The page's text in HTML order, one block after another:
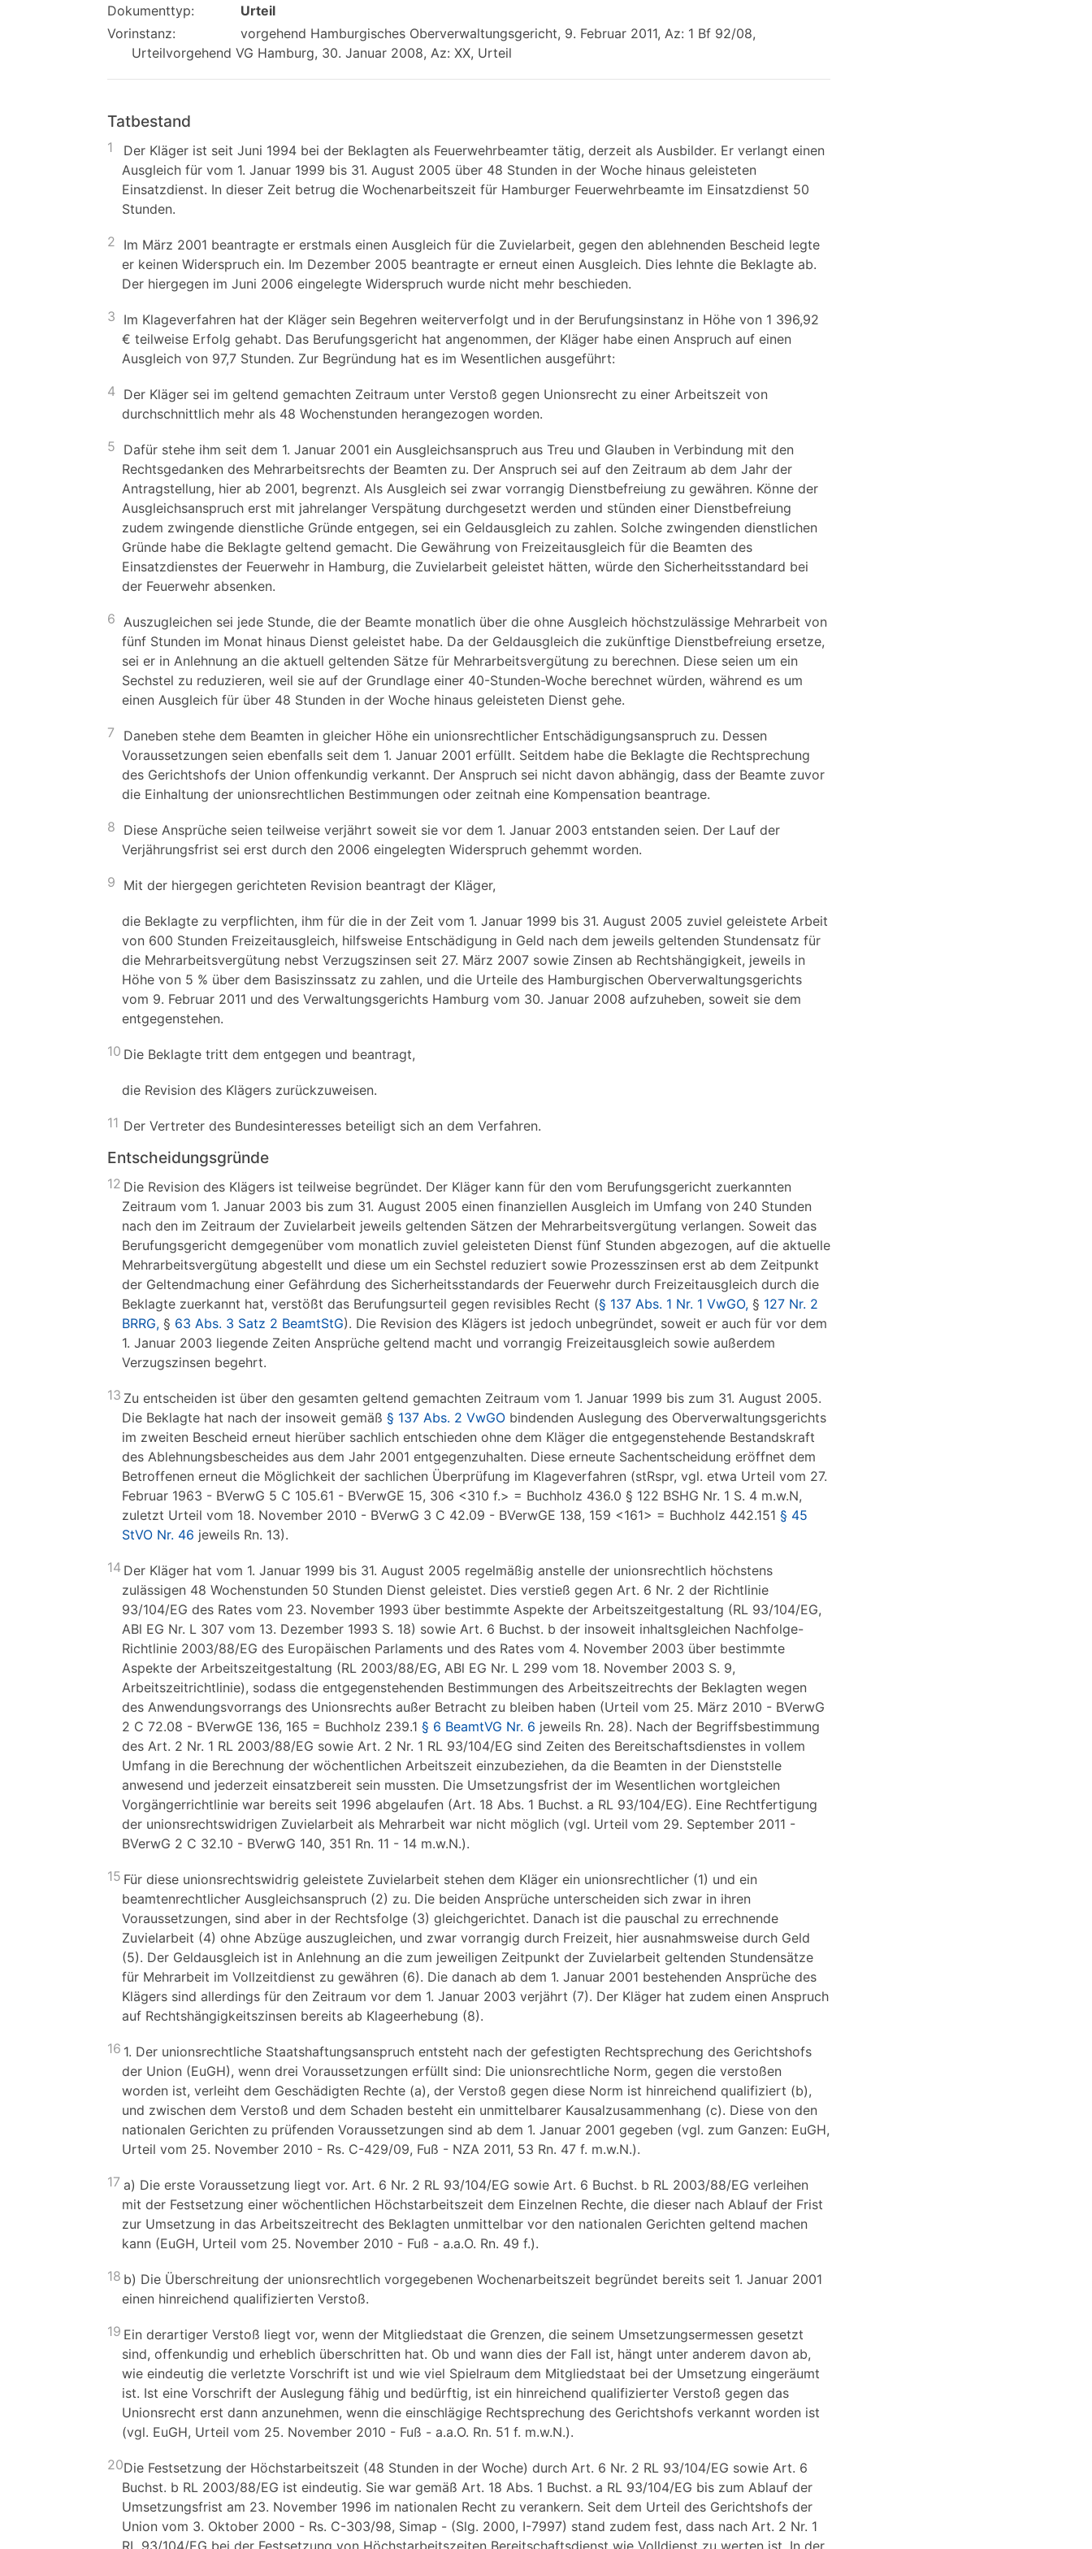
Dokumenttyp:
Urteil
Vorinstanz:
vorgehend Hamburgisches Oberverwaltungsgericht, 9. Februar 2011, Az: 1 Bf 92/08,
Urteilvorgehend VG Hamburg, 30. Januar 2008, Az: XX, Urteil
Tatbestand
1
Der Kläger ist seit Juni 1994 bei der Beklagten als Feuerwehrbeamter tätig, derzeit als Ausbilder. Er verlangt einen
Ausgleich für vom 1. Januar 1999 bis 31. August 2005 über 48 Stunden in der Woche hinaus geleisteten
Einsatzdienst. In dieser Zeit betrug die Wochenarbeitszeit für Hamburger Feuerwehrbeamte im Einsatzdienst 50
Stunden.
2 Im März 2001 beantragte er erstmals einen Ausgleich für die Zuvielarbeit, gegen den ablehnenden Bescheid legte
er keinen Widerspruch ein. Im Dezember 2005 beantragte er erneut einen Ausgleich. Dies lehnte die Beklagte ab.
Der hiergegen im Juni 2006 eingelegte Widerspruch wurde nicht mehr beschieden.
3 Im Klageverfahren hat der Kläger sein Begehren weiterverfolgt und in der Berufungsinstanz in Höhe von 1 396,92
€ teilweise Erfolg gehabt. Das Berufungsgericht hat angenommen, der Kläger habe einen Anspruch auf einen
Ausgleich von 97,7 Stunden. Zur Begründung hat es im Wesentlichen ausgeführt:
4 Der Kläger sei im geltend gemachten Zeitraum unter Verstoß gegen Unionsrecht zu einer Arbeitszeit von
durchschnittlich mehr als 48 Wochenstunden herangezogen worden.
5 Dafür stehe ihm seit dem 1. Januar 2001 ein Ausgleichsanspruch aus Treu und Glauben in Verbindung mit den
Rechtsgedanken des Mehrarbeitsrechts der Beamten zu. Der Anspruch sei auf den Zeitraum ab dem Jahr der
Antragstellung, hier ab 2001, begrenzt. Als Ausgleich sei zwar vorrangig Dienstbefreiung zu gewähren. Könne der
Ausgleichsanspruch erst mit jahrelanger Verspätung durchgesetzt werden und stünden einer Dienstbefreiung
zudem zwingende dienstliche Gründe entgegen, sei ein Geldausgleich zu zahlen. Solche zwingenden dienstlichen
Gründe habe die Beklagte geltend gemacht. Die Gewährung von Freizeitausgleich für die Beamten des
Einsatzdienstes der Feuerwehr in Hamburg, die Zuvielarbeit geleistet hätten, würde den Sicherheitsstandard bei
der Feuerwehr absenken.
6 Auszugleichen sei jede Stunde, die der Beamte monatlich über die ohne Ausgleich höchstzulässige Mehrarbeit von
fünf Stunden im Monat hinaus Dienst geleistet habe. Da der Geldausgleich die zukünftige Dienstbefreiung ersetze,
sei er in Anlehnung an die aktuell geltenden Sätze für Mehrarbeitsvergütung zu berechnen. Diese seien um ein
Sechstel zu reduzieren, weil sie auf der Grundlage einer 40-Stunden-Woche berechnet würden, während es um
einen Ausgleich für über 48 Stunden in der Woche hinaus geleisteten Dienst gehe.
7
Daneben stehe dem Beamten in gleicher Höhe ein unionsrechtlicher Entschädigungsanspruch zu. Dessen
Voraussetzungen seien ebenfalls seit dem 1. Januar 2001 erfüllt. Seitdem habe die Beklagte die Rechtsprechung
des Gerichtshofs der Union offenkundig verkannt. Der Anspruch sei nicht davon abhängig, dass der Beamte zuvor
die Einhaltung der unionsrechtlichen Bestimmungen oder zeitnah eine Kompensation beantrage.
8 Diese Ansprüche seien teilweise verjährt soweit sie vor dem 1. Januar 2003 entstanden seien. Der Lauf der
Verjährungsfrist sei erst durch den 2006 eingelegten Widerspruch gehemmt worden.
9 Mit der hiergegen gerichteten Revision beantragt der Kläger,
die Beklagte zu verpflichten, ihm für die in der Zeit vom 1. Januar 1999 bis 31. August 2005 zuviel geleistete Arbeit
von 600 Stunden Freizeitausgleich, hilfsweise Entschädigung in Geld nach dem jeweils geltenden Stundensatz für
die Mehrarbeitsvergütung nebst Verzugszinsen seit 27. März 2007 sowie Zinsen ab Rechtshängigkeit, jeweils in
Höhe von 5 % über dem Basiszinssatz zu zahlen, und die Urteile des Hamburgischen Oberverwaltungsgerichts
vom 9. Februar 2011 und des Verwaltungsgerichts Hamburg vom 30. Januar 2008 aufzuheben, soweit sie dem
entgegenstehen.
10 Die Beklagte tritt dem entgegen und beantragt,
die Revision des Klägers zurückzuweisen.
11 Der Vertreter des Bundesinteresses beteiligt sich an dem Verfahren.
Entscheidungsgründe
12 Die Revision des Klägers ist teilweise begründet. Der Kläger kann für den vom Berufungsgericht zuerkannten
Zeitraum vom 1. Januar 2003 bis zum 31. August 2005 einen finanziellen Ausgleich im Umfang von 240 Stunden
nach den im Zeitraum der Zuvielarbeit jeweils geltenden Sätzen der Mehrarbeitsvergütung verlangen. Soweit das
Berufungsgericht demgegenüber vom monatlich zuviel geleisteten Dienst fünf Stunden abgezogen, auf die aktuelle
Mehrarbeitsvergütung abgestellt und diese um ein Sechstel reduziert sowie Prozesszinsen erst ab dem Zeitpunkt
der Geltendmachung einer Gefährdung des Sicherheitsstandards der Feuerwehr durch Freizeitausgleich durch die
Beklagte zuerkannt hat, verstößt das Berufungsurteil gegen revisibles Recht (§ 137 Abs. 1 Nr. 1 VwGO, § 127 Nr. 2
BRRG, § 63 Abs. 3 Satz 2 BeamtStG). Die Revision des Klägers ist jedoch unbegründet, soweit er auch für vor dem
1. Januar 2003 liegende Zeiten Ansprüche geltend macht und vorrangig Freizeitausgleich sowie außerdem
Verzugszinsen begehrt.
13 Zu entscheiden ist über den gesamten geltend gemachten Zeitraum vom 1. Januar 1999 bis zum 31. August 2005.
Die Beklagte hat nach der insoweit gemäß § 137 Abs. 2 VwGO bindenden Auslegung des Oberverwaltungsgerichts
im zweiten Bescheid erneut hierüber sachlich entschieden ohne dem Kläger die entgegenstehende Bestandskraft
des Ablehnungsbescheides aus dem Jahr 2001 entgegenzuhalten. Diese erneute Sachentscheidung eröffnet dem
Betroffenen erneut die Möglichkeit der sachlichen Überprüfung im Klageverfahren (stRspr, vgl. etwa Urteil vom 27.
Februar 1963 - BVerwG 5 C 105.61 - BVerwGE 15, 306 <310 f.> = Buchholz 436.0 § 122 BSHG Nr. 1 S. 4 m.w.N,
zuletzt Urteil vom 18. November 2010 - BVerwG 3 C 42.09 - BVerwGE 138, 159 <161> = Buchholz 442.151 § 45
StVO Nr. 46 jeweils Rn. 13).
14 Der Kläger hat vom 1. Januar 1999 bis 31. August 2005 regelmäßig anstelle der unionsrechtlich höchstens
zulässigen 48 Wochenstunden 50 Stunden Dienst geleistet. Dies verstieß gegen Art. 6 Nr. 2 der Richtlinie
93/104/EG des Rates vom 23. November 1993 über bestimmte Aspekte der Arbeitszeitgestaltung (RL 93/104/EG,
ABl EG Nr. L 307 vom 13. Dezember 1993 S. 18) sowie Art. 6 Buchst. b der insoweit inhaltsgleichen Nachfolge-
Richtlinie 2003/88/EG des Europäischen Parlaments und des Rates vom 4. November 2003 über bestimmte
Aspekte der Arbeitszeitgestaltung (RL 2003/88/EG, ABl EG Nr. L 299 vom 18. November 2003 S. 9,
Arbeitszeitrichtlinie), sodass die entgegenstehenden Bestimmungen des Arbeitszeitrechts der Beklagten wegen
des Anwendungsvorrangs des Unionsrechts außer Betracht zu bleiben haben (Urteil vom 25. März 2010 - BVerwG
2 C 72.08 - BVerwGE 136, 165 = Buchholz 239.1 § 6 BeamtVG Nr. 6 jeweils Rn. 28). Nach der Begriffsbestimmung
des Art. 2 Nr. 1 RL 2003/88/EG sowie Art. 2 Nr. 1 RL 93/104/EG sind Zeiten des Bereitschaftsdienstes in vollem
Umfang in die Berechnung der wöchentlichen Arbeitszeit einzubeziehen, da die Beamten in der Dienststelle
anwesend und jederzeit einsatzbereit sein mussten. Die Umsetzungsfrist der im Wesentlichen wortgleichen
Vorgängerrichtlinie war bereits seit 1996 abgelaufen (Art. 18 Abs. 1 Buchst. a RL 93/104/EG). Eine Rechtfertigung
der unionsrechtswidrigen Zuvielarbeit als Mehrarbeit war nicht möglich (vgl. Urteil vom 29. September 2011 -
BVerwG 2 C 32.10 - BVerwG 140, 351 Rn. 11 - 14 m.w.N.).
15 Für diese unionsrechtswidrig geleistete Zuvielarbeit stehen dem Kläger ein unionsrechtlicher (1) und ein
beamtenrechtlicher Ausgleichsanspruch (2) zu. Die beiden Ansprüche unterscheiden sich zwar in ihren
Voraussetzungen, sind aber in der Rechtsfolge (3) gleichgerichtet. Danach ist die pauschal zu errechnende
Zuvielarbeit (4) ohne Abzüge auszugleichen, und zwar vorrangig durch Freizeit, hier ausnahmsweise durch Geld
(5). Der Geldausgleich ist in Anlehnung an die zum jeweiligen Zeitpunkt der Zuvielarbeit geltenden Stundensätze
für Mehrarbeit im Vollzeitdienst zu gewähren (6). Die danach ab dem 1. Januar 2001 bestehenden Ansprüche des
Klägers sind allerdings für den Zeitraum vor dem 1. Januar 2003 verjährt (7). Der Kläger hat zudem einen Anspruch
auf Rechtshängigkeitszinsen bereits ab Klageerhebung (8).
16 1. Der unionsrechtliche Staatshaftungsanspruch entsteht nach der gefestigten Rechtsprechung des Gerichtshofs
der Union (EuGH), wenn drei Voraussetzungen erfüllt sind: Die unionsrechtliche Norm, gegen die verstoßen
worden ist, verleiht dem Geschädigten Rechte (a), der Verstoß gegen diese Norm ist hinreichend qualifiziert (b),
und zwischen dem Verstoß und dem Schaden besteht ein unmittelbarer Kausalzusammenhang (c). Diese von den
nationalen Gerichten zu prüfenden Voraussetzungen sind ab dem 1. Januar 2001 gegeben (vgl. zum Ganzen: EuGH,
Urteil vom 25. November 2010 - Rs. C-429/09, Fuß - NZA 2011, 53 Rn. 47 f. m.w.N.).
17 a) Die erste Voraussetzung liegt vor. Art. 6 Nr. 2 RL 93/104/EG sowie Art. 6 Buchst. b RL 2003/88/EG verleihen
mit der Festsetzung einer wöchentlichen Höchstarbeitszeit dem Einzelnen Rechte, die dieser nach Ablauf der Frist
zur Umsetzung in das Arbeitszeitrecht des Beklagten unmittelbar vor den nationalen Gerichten geltend machen
kann (EuGH, Urteil vom 25. November 2010 - Fuß - a.a.O. Rn. 49 f.).
18 b) Die Überschreitung der unionsrechtlich vorgegebenen Wochenarbeitszeit begründet bereits seit 1. Januar 2001
einen hinreichend qualifizierten Verstoß.
19 Ein derartiger Verstoß liegt vor, wenn der Mitgliedstaat die Grenzen, die seinem Umsetzungsermessen gesetzt
sind, offenkundig und erheblich überschritten hat. Ob und wann dies der Fall ist, hängt unter anderem davon ab,
wie eindeutig die verletzte Vorschrift ist und wie viel Spielraum dem Mitgliedstaat bei der Umsetzung eingeräumt
ist. Ist eine Vorschrift der Auslegung fähig und bedürftig, ist ein hinreichend qualifizierter Verstoß gegen das
Unionsrecht erst dann anzunehmen, wenn die einschlägige Rechtsprechung des Gerichtshofs verkannt worden ist
(vgl. EuGH, Urteil vom 25. November 2010 - Fuß - a.a.O. Rn. 51 f. m.w.N.).
20Die Festsetzung der Höchstarbeitszeit (48 Stunden in der Woche) durch Art. 6 Nr. 2 RL 93/104/EG sowie Art. 6
Buchst. b RL 2003/88/EG ist eindeutig. Sie war gemäß Art. 18 Abs. 1 Buchst. a RL 93/104/EG bis zum Ablauf der
Umsetzungsfrist am 23. November 1996 im nationalen Recht zu verankern. Seit dem Urteil des Gerichtshofs der
Union vom 3. Oktober 2000 - Rs. C-303/98, Simap - (Slg. 2000, I-7997) stand zudem fest, dass nach Art. 2 Nr. 1
RL 93/104/EG bei der Festsetzung von Höchstarbeitszeiten Bereitschaftsdienst wie Volldienst zu werten ist. In der